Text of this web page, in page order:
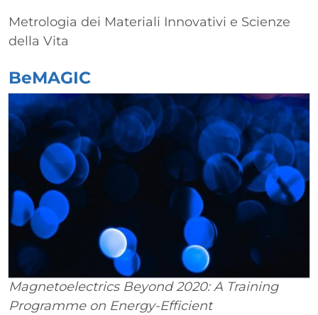
Metrologia dei Materiali Innovativi e Scienze
della Vita
BeMAGIC
Magnetoelectrics Beyond 2020: A Training
Programme on Energy-Efficient